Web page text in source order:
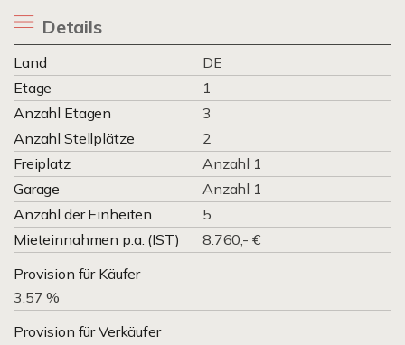
Details
Land
DE
Etage
1
Anzahl Etagen
3
Anzahl Stellplätze
2
Freiplatz
Anzahl 1
Garage
Anzahl 1
Anzahl der Einheiten
5
Mieteinnahmen p.a. (IST)
8.760,- €
Provision für Käufer
3.57 %
Provision für Verkäufer